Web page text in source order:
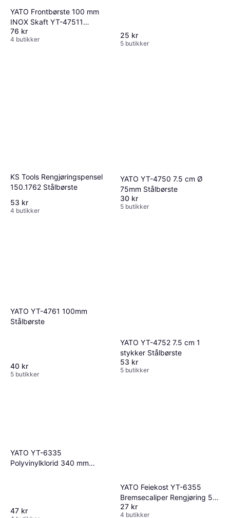
YATO Frontbørste 100 mm
INOX Skaft YT-47511
Stålbørste
76 kr
4 butikker 25 kr
5 butikker
KS Tools Rengjøringspensel
150.1762 Stålbørste
53 kr
4 butikker
YATO YT-4750 7.5 cm Ø
75mm Stålbørste
30 kr
5 butikker
YATO YT-4761 100mm
Stålbørste
40 kr
5 butikker
YATO YT-4752 7.5 cm 1
stykker Stålbørste
53 kr
5 butikker
YATO YT-6335
Polyvinylklorid 340 mm
47 kr
YATO Feiekost YT-6355
Bremsecaliper Rengjøring 5-
Radet Stålbørste
27 kr
4 butikker